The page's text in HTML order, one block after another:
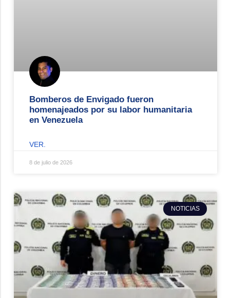
Bomberos de Envigado fueron
homenajeados por su labor humanitaria
en Venezuela
VER.
8 de julio de 2026
NOTICIAS